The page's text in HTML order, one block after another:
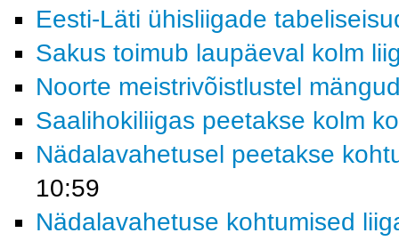
Eesti-Läti ühisliigade
Sakus toimub laupäeval kolm
Noorte meistrivõistlustel
Saalihokiliigas peetakse kolm
Nädalavahetusel peetakse
10:59
Nädalavahetuse kohtumised